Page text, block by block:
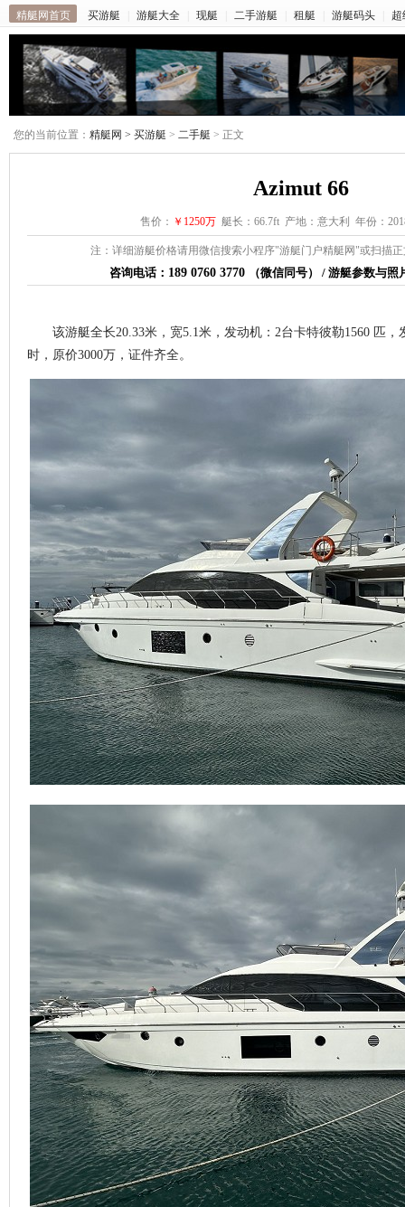
精艇网首页 买游艇 游艇大全 现艇 二手游艇 租艇 游艇码头 超
您的当前位置： 精艇网 > 买游艇 > 二手艇 > 正文
Azimut 66
售价： ￥1250万艇长：66.7ft 产地：意大利 年份：
注：详细游艇价格请用微信搜索小程序"游艇门户精艇网"或扫描
咨询电话： 189 0760 3770 （微信同号） / 游艇参数与
该游艇全长20.33米，宽5.1米，发动机： 2台卡特彼勒1560 匹
时， 原价3000万，证件齐全。